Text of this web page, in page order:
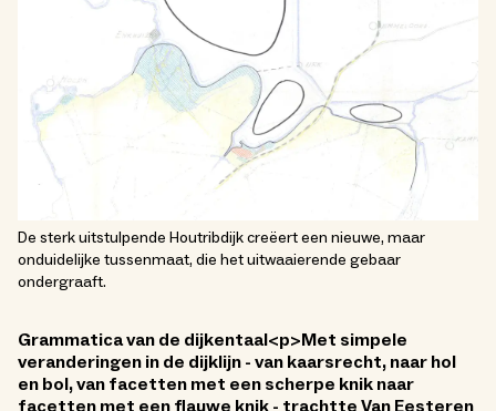
De sterk uitstulpende Houtribdijk creëert een nieuwe, maar
onduidelijke tussenmaat, die het uitwaaierende gebaar
ondergraaft.
Grammatica van de dijkentaal<p>Met simpele
veranderingen in de dijklijn - van kaarsrecht, naar hol
en bol, van facetten met een scherpe knik naar
facetten met een flauwe knik - trachtte Van Eesteren